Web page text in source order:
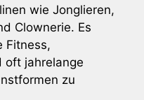
wie Jonglieren,
Clownerie. Es
Fitness,
oft jahrelange
zu